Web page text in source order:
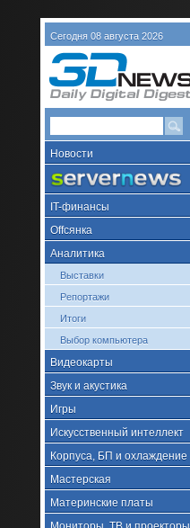
Сегодня 08 августа 2026
Новости
IT-финансы
Offсянка
Аналитика
Выставки
Репортажи
Итоги
Выбор компьютера
Видеокарты
Звук и акустика
Игры
Искусственный интеллект
Корпуса, БП и охлаждение
Мастерская
Материнские платы